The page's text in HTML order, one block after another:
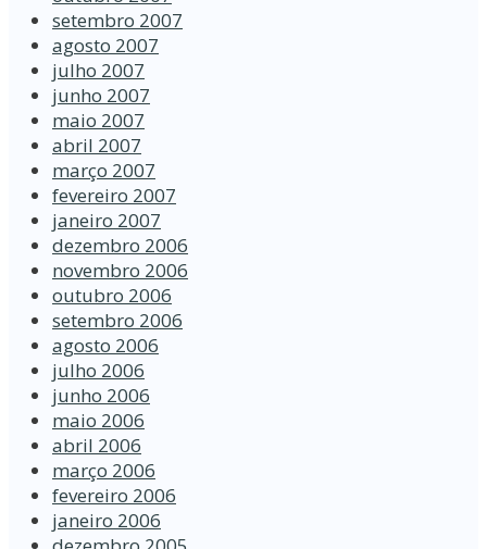
setembro 2007
agosto 2007
julho 2007
junho 2007
maio 2007
abril 2007
março 2007
fevereiro 2007
janeiro 2007
dezembro 2006
novembro 2006
outubro 2006
setembro 2006
agosto 2006
julho 2006
junho 2006
maio 2006
abril 2006
março 2006
fevereiro 2006
janeiro 2006